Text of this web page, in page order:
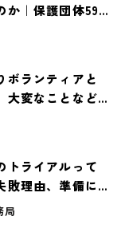
か｜保護団体59団
犬・保護猫白書
ボランティアと
大変なことなど紹
トライアルって
敗理由、準備に必
局